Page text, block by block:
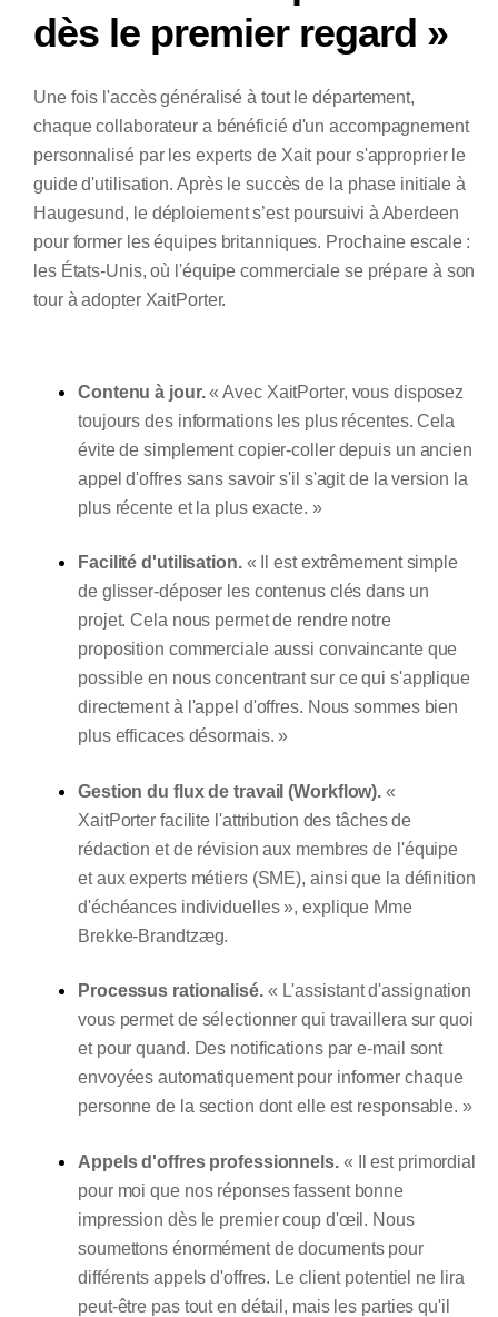
dès le premier regard »
Une fois l'accès généralisé à tout le département,
chaque collaborateur a bénéficié d'un accompagnement
personnalisé par les experts de Xait pour s'approprier le
guide d'utilisation. Après le succès de la phase initiale à
Haugesund, le déploiement s’est poursuivi à Aberdeen
pour former les équipes britanniques. Prochaine escale :
les États-Unis, où l'équipe commerciale se prépare à son
tour à adopter XaitPorter.
Contenu à jour.« Avec XaitPorter, vous disposez
toujours des informations les plus récentes. Cela
évite de simplement copier-coller depuis un ancien
appel d'offres sans savoir s'il s'agit de la version la
plus récente et la plus exacte. »
Facilité d'utilisation.« Il est extrêmement simple
de glisser-déposer les contenus clés dans un
projet. Cela nous permet de rendre notre
proposition commerciale aussi convaincante que
possible en nous concentrant sur ce qui s'applique
directement à l'appel d'offres. Nous sommes bien
plus efficaces désormais. »
Gestion du flux de travail (Workflow). «
XaitPorter facilite l'attribution des tâches de
rédaction et de révision aux membres de l'équipe
et aux experts métiers (SME), ainsi que la définition
d'échéances individuelles », explique Mme
Brekke-Brandtzæg.
Processus rationalisé.« L'assistant d'assignation
vous permet de sélectionner qui travaillera sur quoi
et pour quand. Des notifications par e-mail sont
envoyées automatiquement pour informer chaque
personne de la section dont elle est responsable. »
Appels d'offres professionnels.« Il est primordial
pour moi que nos réponses fassent bonne
impression dès le premier coup d'œil. Nous
soumettons énormément de documents pour
différents appels d'offres. Le client potentiel ne lira
peut-être pas tout en détail, mais les parties qu'il